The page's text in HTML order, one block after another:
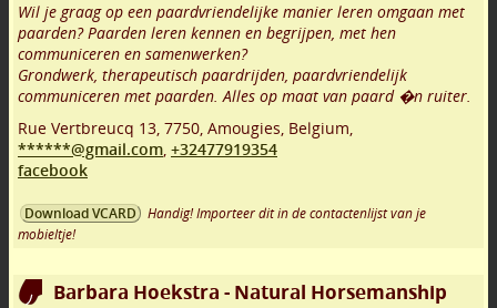
Wil je graag op een paardvriendelijke manier leren omgaan met
paarden? Paarden leren kennen en begrijpen, met hen
communiceren en samenwerken?
Grondwerk, therapeutisch paardrijden, paardvriendelijk
communiceren met paarden. Alles op maat van paard �n ruiter.
Rue Vertbreucq 13, 7750, Amougies, Belgium,
******@gmail.com, +32477919354
facebook
Download VCARD
Handig! Importeer dit in de contactenlijst van je
mobieltje!
Barbara Hoekstra - Natural Horsemanship